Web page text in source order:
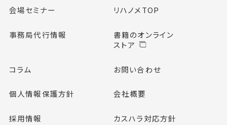
会場セミナー リハノメTOP
事務局代行情報
書籍のオンライン
ストア
コラム お問い合わせ
個人情報保護方針 会社概要
採用情報 カスハラ対応方針